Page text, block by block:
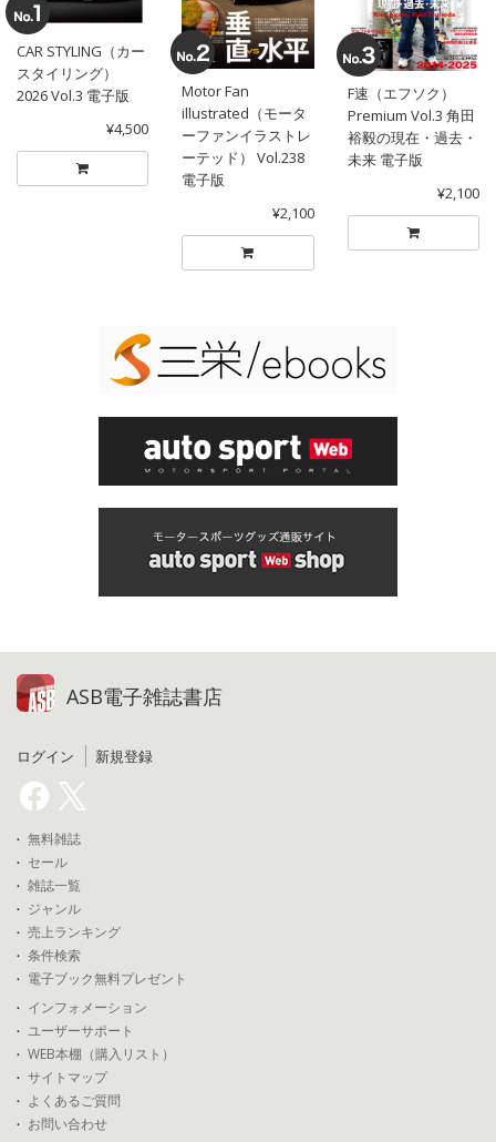
CAR STYLING（カー
スタイリング）
2026 Vol.3 電子版
¥4,500
Motor Fan
illustrated（モータ
ーファンイラストレ
ーテッド） Vol.238
電子版
¥2,100
F速（エフソク）
Premium Vol.3 角田
裕毅の現在・過去・
未来 電子版
¥2,100
ASB電子雑誌書店
ログイン 新規登録
無料雑誌
セール
雑誌一覧
ジャンル
売上ランキング
条件検索
電子ブック無料プレゼント
インフォメーション
ユーザーサポート
WEB本棚（購入リスト）
サイトマップ
よくあるご質問
お問い合わせ